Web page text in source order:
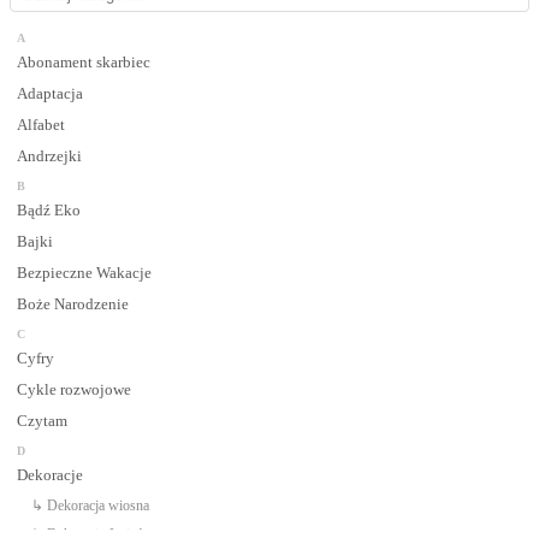
A
Abonament skarbiec
Adaptacja
Alfabet
Andrzejki
B
Bądź Eko
Bajki
Bezpieczne Wakacje
Boże Narodzenie
C
Cyfry
Cykle rozwojowe
Czytam
D
Dekoracje
↳ Dekoracja wiosna
↳ Dekoracje Jesień